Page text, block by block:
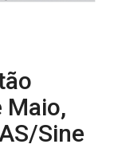
Maio,
Sine